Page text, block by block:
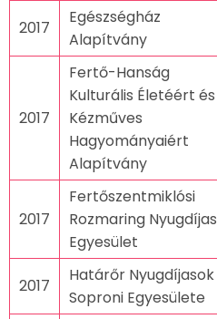
2017
Egészségház
Alapítvány
2017
Fertő-Hanság
Kulturális Életéért és
Kézműves
Hagyományaiért
Alapítvány
2017
Fertőszentmiklósi
Rozmaring Nyugdíjas
Egyesület
2017
Határőr Nyugdíjasok
Soproni Egyesülete